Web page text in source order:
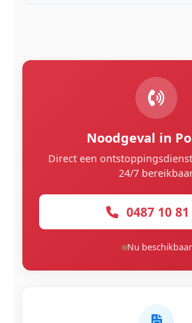
Noodgeval in
Direct een
24/7
0487 10
Nu beschikbaar